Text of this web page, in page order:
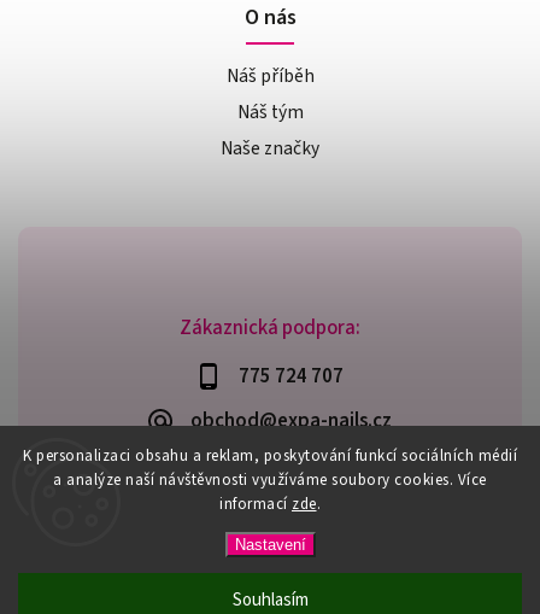
K personalizaci obsahu a reklam, poskytování funkcí sociálních médií
a analýze naší návštěvnosti využíváme soubory cookies. Více
informací zde.
Nastavení
Souhlasím
Zákaznická podpora:
775 724 707
obchod@expa-nails.cz
O nás
Náš příběh
Náš tým
Naše značky
Expanails.cz. Všechna práva vyhrazena.
Upravit nastavení cookies
VytvořilShoptet | Design